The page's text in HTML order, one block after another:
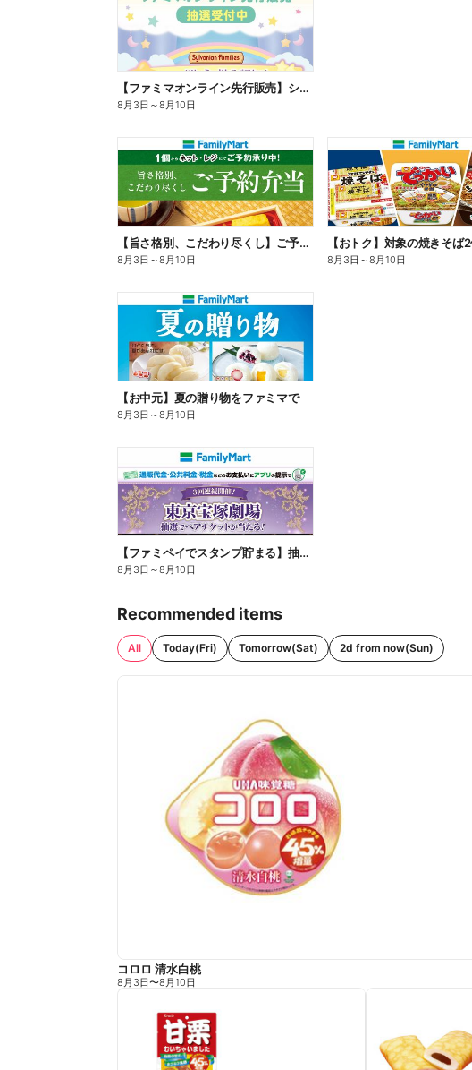
【ファミマオンライン先行販売】シルバニアファミリー
8月3日 ～8月10日
【旨さ格別、こだわり尽くし】ご予約弁当
8月3日 ～8月10日 8月3日 ～8月10日
【お中元】夏の贈り物をファミマで
8月3日 ～8月10日
【ファミペイでスタンプ貯まる】抽選でペアチケットが当たる!
8月3日 ～8月10日
Recommended items
All Today(Fri) Tomorrow(Sat) 2d from now(Sun)
コロロ 清水白桃
8月3日〜8月10日